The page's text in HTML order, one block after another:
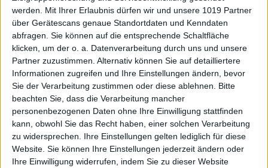
werden.
Mit Ihrer Erlaubnis dürfen wir und unsere 1019 Partner
über Gerätescans genaue Standortdaten und Kenndaten
abfragen. Sie können auf die entsprechende Schaltfläche
klicken, um der o. a. Datenverarbeitung durch uns und unsere
Partner zuzustimmen. Alternativ können Sie auf detailliertere
Informationen zugreifen und Ihre Einstellungen ändern, bevor
Sie der Verarbeitung zustimmen oder diese ablehnen.
Bitte
beachten Sie, dass die Verarbeitung mancher
personenbezogenen Daten ohne Ihre Einwilligung stattfinden
kann, obwohl Sie das Recht haben, einer solchen Verarbeitung
zu widersprechen. Ihre Einstellungen gelten lediglich für diese
Website. Sie können Ihre Einstellungen jederzeit ändern oder
Ihre Einwilligung widerrufen, indem Sie zu dieser Website